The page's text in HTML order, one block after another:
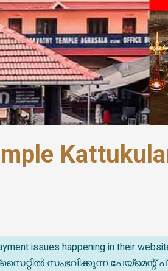
issues happening in their
സംഭവിക്കുന്ന പേയ്‌മെന്റ്